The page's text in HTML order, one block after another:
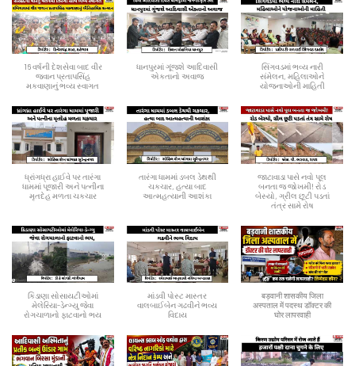
16 વર્ષની દેશસેવા બાદ વીર
જવાન પ્રતાપસિંહ
મકવાણાનું ભવ્ય સ્વાગત
ધાનપુરમાં ગૂંજશે આદિવાસી
એકતાનો અવાજ
સિંગવડમાં ભવ્ય નારી
સંમેલન, મહિલાઓને
યોજનાઓની માહિતી
ધ્રાંગધ્રા હાઈવે પર તારંગા
ધામમાં પૂજારી અને પત્નીના
મૃતદેહ મળતા ચકચાર
તારંગા ધામમાં ડબલ ડેથથી
ચકચાર, હત્યા બાદ
આત્મહત્યાની આશંકા
જાટાવાડા પાસે નવો પૂલ
બનતા જ જોખમી! રોડ
બેસ્યો, ગ્રીલ છૂટી પડતાં
તંત્ર સામે રોષ
કિડાણા સોસાયટીઓમાં
મેલેરિયા-ડેન્ગ્યુ જેવા
રોગચાળાનો ફાટવાનો ભય
માંડવી પોસ્ટ માસ્તર
વાલબાઈબેન ગઢવીને ભવ્ય
વિદાય
बड़वानी शासकीय जिला
अस्पताल में पदस्थ डॉक्टर की
घोर लापरवाही